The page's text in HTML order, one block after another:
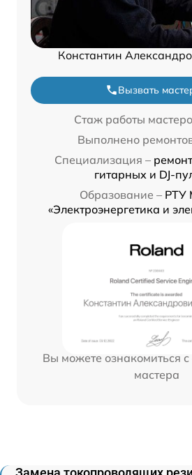
Константин
Вызвать
Стаж работы
Выполнено
Специализация –
гитарных и DJ-
Образование – РТУ
«Электроэнергетика и
Вы можете ознакомиться
мастера